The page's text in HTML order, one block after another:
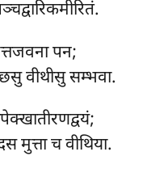
पन;
वीथीसु सम्भवा.
मुत्ता च वीथिया.